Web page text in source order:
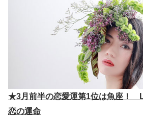
★3月前半の恋愛運第1位は魚座！
恋の運命